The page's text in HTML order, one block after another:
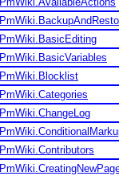
PmWiki.BasicEditing
PmWiki.BasicVariables
PmWiki.Blocklist
PmWiki.Categories
PmWiki.ChangeLog
PmWiki.Contributors